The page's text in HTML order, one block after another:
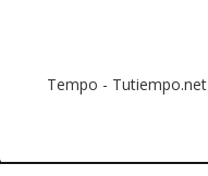
Tempo - Tutiempo.net